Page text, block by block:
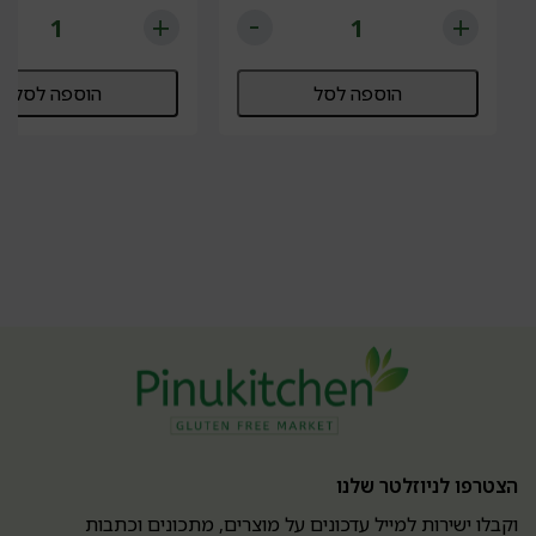
הוספה לסל הוספה לסל
הצטרפו לניוזלטר שלנו
וקבלו ישירות למייל עדכונים על מוצרים, מתכונים וכתבות